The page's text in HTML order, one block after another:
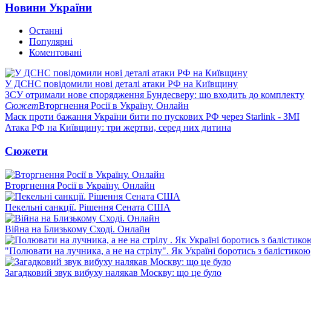
Новини України
Останні
Популярні
Коментовані
У ДСНС повідомили нові деталі атаки РФ на Київщину
ЗСУ отримали нове спорядження Бундесверу: що входить до комплекту
СюжетВторгнення Росії в Україну. Онлайн
Маск проти бажання України бити по пускових РФ через Starlink - ЗМІ
Атака РФ на Київщину: три жертви, серед них дитина
Сюжети
Вторгнення Росії в Україну. Онлайн
Пекельні санкції. Рішення Сената США
Війна на Близькому Сході. Онлайн
"Полювати на лучника, а не на стрілу". Як Україні боротись з балістикою
Загадковий звук вибуху налякав Москву: що це було